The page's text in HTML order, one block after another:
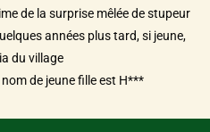
de la surprise mêlée de stupeur
années plus tard, si jeune,
du village
de jeune fille est H***